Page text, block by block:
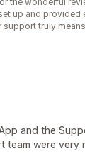
up and provided
support truly
and the
team were very